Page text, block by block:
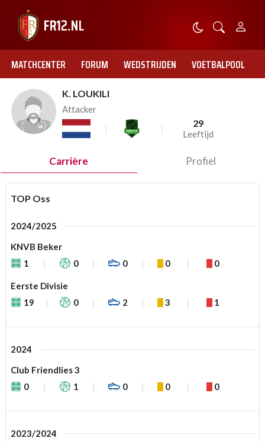
MATCHCENTER FORUM WEDSTRIJDEN VOETBALPOOL
K. LOUKILI
Attacker
29
Leeftijd
Carrière Profiel
TOP Oss
2024/2025
KNVB Beker
1
0 0 0 0
Eerste Divisie
19
0 2 3 1
2024
Club Friendlies 3
0
1 0 0 0
2023/2024